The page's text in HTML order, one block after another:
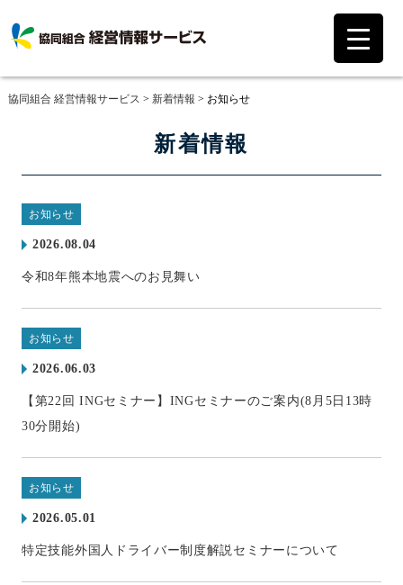
協同組合 経営情報サービス > 新着情報 > お知らせ
新着情報
お知らせ
2026.08.04
令和8年熊本地震へのお見舞い
お知らせ
2026.06.03
【第22回 INGセミナー】INGセミナーのご案内(8月5日13時
30分開始)
お知らせ
2026.05.01
特定技能外国人ドライバー制度解説セミナーについて